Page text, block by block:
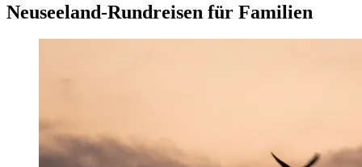
Neuseeland-Rundreisen für Familien